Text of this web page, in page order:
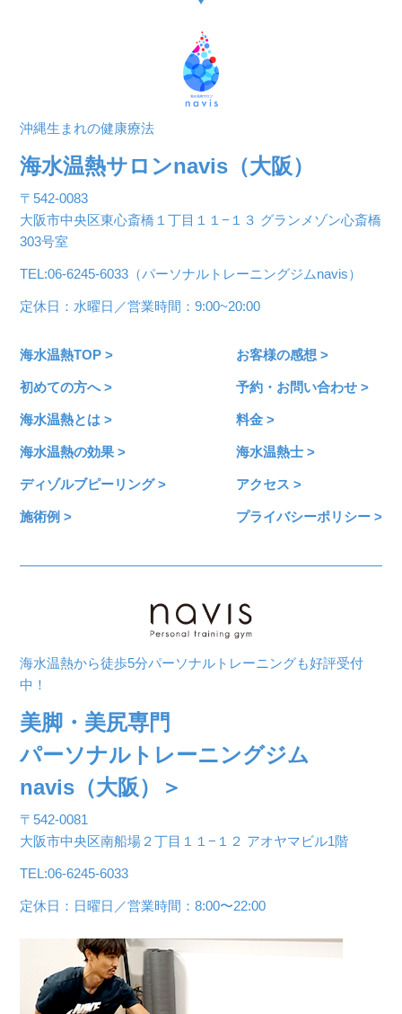
沖縄生まれの健康療法
海水温熱サロンnavis（大阪）
〒542-0083
大阪市中央区東心斎橋１丁目１１−１３ グランメゾン心斎橋
303号室
TEL:06-6245-6033（パーソナルトレーニングジムnavis）
定休日：水曜日／営業時間：9:00~20:00
海水温熱TOP >
初めての方へ >
海水温熱とは >
海水温熱の効果 >
ディゾルブピーリング >
施術例 >
お客様の感想 >
予約・お問い合わせ >
料金 >
海水温熱士 >
アクセス >
プライバシーポリシー >
海水温熱から徒歩5分パーソナルトレーニングも好評受付
中！
美脚・美尻専門
パーソナルトレーニングジム
navis（大阪）＞
〒542-0081
大阪市中央区南船場２丁目１１−１２ アオヤマビル1階
TEL:06-6245-6033
定休日：日曜日／営業時間：8:00〜22:00